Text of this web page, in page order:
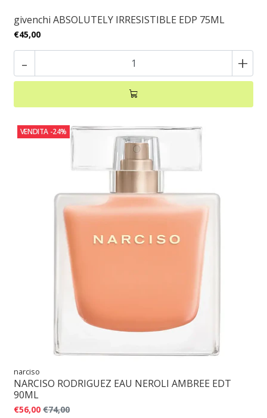
givenchi ABSOLUTELY IRRESISTIBLE EDP 75ML
€45,00
- +
VENDITA -24%
narciso
NARCISO RODRIGUEZ EAU NEROLI AMBREE EDT
90ML
€56,00 €74,00